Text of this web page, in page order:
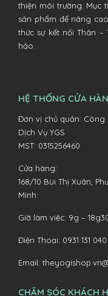
thiện môi trường. Mục
sản phẩm để nâng
thức sự kết nối Thân
hảo.
HỆ THỐNG CỬA
Đơn vị chủ quản: Công
Dịch Vụ YGS
MST: 0315256460
Cửa hàng:
168/10 Bùi Thị Xuân,
Minh
Giờ làm việc: 9g –
Điện Thoại: 0931 131
Email:
CHĂM SÓC KHÁCH